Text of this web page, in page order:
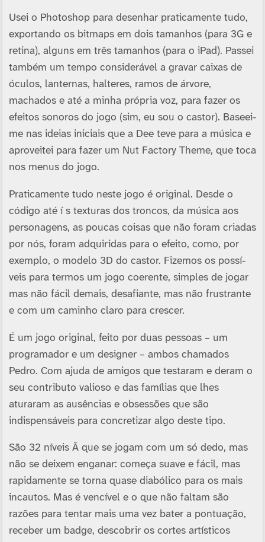
Usei o Photoshop para desenhar praticamente tudo,
exportando os bitmaps em dois tamanhos (para 3G e
retina), alguns em três tamanhos (para o iPad). Passei
também um tempo considerável a gravar caixas de
óculos, lanternas, halteres, ramos de árvore,
machados e até a minha própria voz, para fazer os
efeitos sonoros do jogo (sim, eu sou o castor). Baseei-
me nas ideias iniciais que a Dee teve para a música e
aproveitei para fazer um Nut Factory Theme, que toca
nos menus do jogo.
Praticamente tudo neste jogo é original. Desde o
código até í s texturas dos troncos, da música aos
personagens, as poucas coisas que não foram criadas
por nós, foram adquiridas para o efeito, como, por
exemplo, o modelo 3D do castor. Fizemos os possí­
veis para termos um jogo coerente, simples de jogar
mas não fácil demais, desafiante, mas não frustrante
e com um caminho claro para crescer.
É um jogo original, feito por duas pessoas – um
programador e um designer – ambos chamados
Pedro. Com ajuda de amigos que testaram e deram o
seu contributo valioso e das famí­lias que lhes
aturaram as ausências e obsessões que são
indispensáveis para concretizar algo deste tipo.
São 32 ní­veis Â que se jogam com um só dedo, mas
não se deixem enganar: começa suave e fácil, mas
rapidamente se torna quase diabólico para os mais
incautos. Mas é vencí­vel e o que não faltam são
razões para tentar mais uma vez bater a pontuação,
receber um badge, descobrir os cortes artí­sticos